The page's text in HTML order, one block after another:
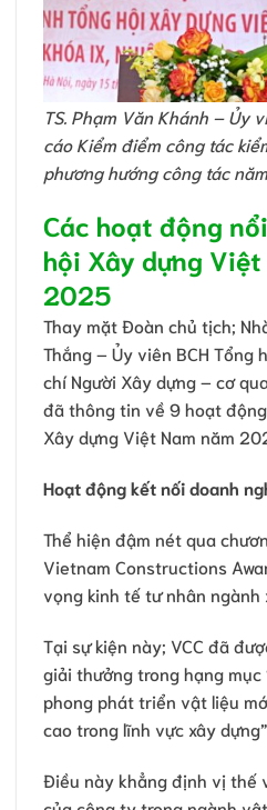
TS. Phạm Văn Khánh – Ủy
cáo Kiểm điểm công tác
phương hướng công tác
Các hoạt động
hội Xây dựng Việt
2025
Thay mặt Đoàn chủ tịch;
Thắng – Ủy viên BCH Tổng
chí Người Xây dựng – cơ
đã thông tin về 9 hoạt
Xây dựng Việt Nam năm
Hoạt động kết nối doanh
Thể hiện đậm nét qua
Vietnam Constructions
vọng kinh tế tư nhân ngành
Tại sự kiện này; VCC đã
giải thưởng trong hạng mục
phong phát triển vật liệu
cao trong lĩnh vực xây dựng”.
Điều này khẳng định vị thế